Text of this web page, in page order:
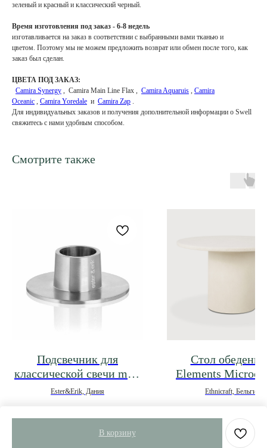
В корзину
зеленый и красный и классический черный.
Время изготовления под заказ - 6-8 недель
изготавливается на заказ в соответствии с выбранными вами тканью и
цветом. Поэтому мы не можем предложить возврат или обмен после того, как
заказ был сделан.
ЦВЕТА ПОД ЗАКАЗ:
Camira Synergy , Camira Main Line Flax , Camira Aquaruis , Camira
Oceanic , Camira Yoredale и Camira Zap .
Для индивидуальных заказов и получения дополнительной информации о Swell
свяжитесь с нами удобным способом.
Смотрите также
Подсвечник для
классической свечи mat-
Silver
Ester&Erik, Дания
Стол
Elements
Ethnicraft, Бельгия